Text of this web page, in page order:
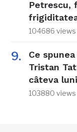
Petrescu,
104686 views
Ce
Tristan
câteva luni
103880 views